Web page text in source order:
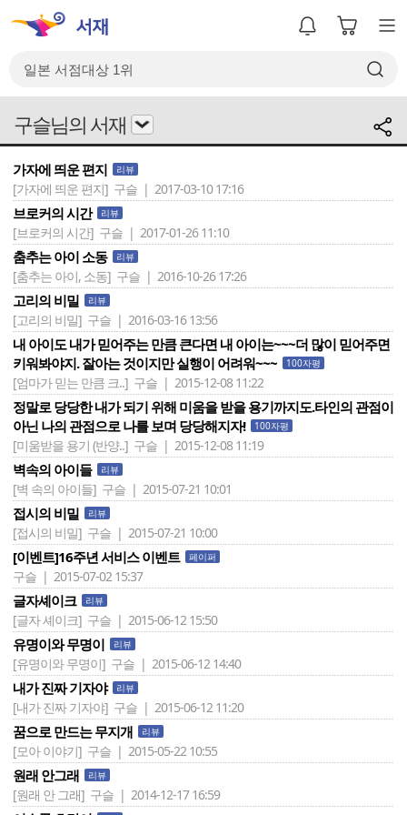
구슬님의 서재
가자에 띄운 편지 리뷰
[가자에 띄운 편지] 구슬 | 2017-03-10 17:16
브로커의 시간 리뷰
[브로커의 시간] 구슬 | 2017-01-26 11:10
춤추는 아이 소동 리뷰
[춤추는 아이, 소동] 구슬 | 2016-10-26 17:26
고리의 비밀 리뷰
[고리의 비밀] 구슬 | 2016-03-16 13:56
내 아이도 내가 믿어주는 만큼 큰다면 내 아이는~~~더 많이 믿어주면
키워봐야지. 잘아는 것이지만 실행이 어려워~~~
100자평
[엄마가 믿는 만큼 크..] 구슬 | 2015-12-08 11:22
정말로 당당한 내가 되기 위해 미움을 받을 용기까지도.타인의 관점이
아닌 나의 관점으로 나를 보며 당당해지자!
100자평
[미움받을 용기 (반양..] 구슬 | 2015-12-08 11:19
벽속의 아이들 리뷰
[벽 속의 아이들] 구슬 | 2015-07-21 10:01
접시의 비밀 리뷰
[접시의 비밀] 구슬 | 2015-07-21 10:00
[이벤트]16주년 서비스 이벤트 페이퍼
구슬 | 2015-07-02 15:37
글자셰이크 리뷰
[글자 셰이크] 구슬 | 2015-06-12 15:50
유명이와 무명이 리뷰
[유명이와 무명이] 구슬 | 2015-06-12 14:40
내가 진짜 기자야 리뷰
[내가 진짜 기자야] 구슬 | 2015-06-12 11:20
꿈으로 만드는 무지개 리뷰
[모아 이야기] 구슬 | 2015-05-22 10:55
원래 안그래 리뷰
[원래 안 그래] 구슬 | 2014-12-17 16:59